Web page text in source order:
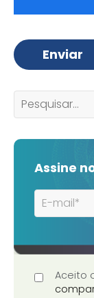
Assine
Aceito